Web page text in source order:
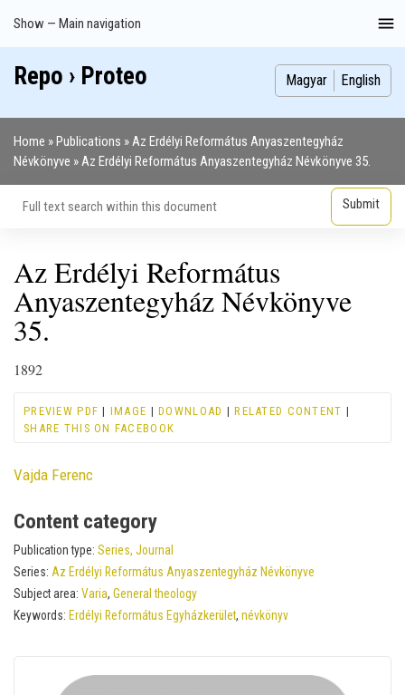
Main
navigation
Show — Main navigation
Index
Publications
Theses
Images
Contributors
Repo › Proteo Magyar English
Breadcrumb
Home Publications
Az Erdélyi Református Anyaszentegyház
Névkönyve
Az Erdélyi Református Anyaszentegyház Névkönyve 35.
Az Erdélyi Református
Anyaszentegyház Névkönyve
35.
1892
PREVIEW PDF | IMAGE |DOWNLOAD |RELATED CONTENT |
SHARE THIS ON FACEBOOK
Contributor
Vajda Ferenc
Content category
Publication type: Series, Journal
Series: Az Erdélyi Református Anyaszentegyház Névkönyve
Subject area: Varia, General theology
Keywords: Erdélyi Református Egyházkerület, névkönyv